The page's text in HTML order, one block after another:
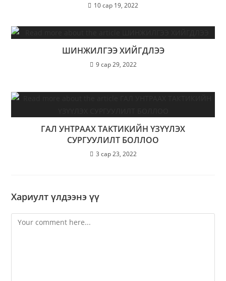
10 сар 19, 2022
ШИНЖИЛГЭЭ ХИЙГДЛЭЭ
9 сар 29, 2022
ГАЛ УНТРААХ ТАКТИКИЙН ҮЗҮҮЛЭХ
СУРГУУЛИЛТ БОЛЛОО
3 сар 23, 2022
Хариулт үлдээнэ үү